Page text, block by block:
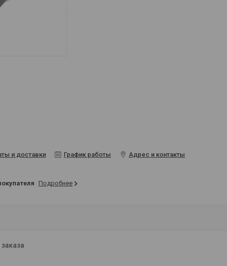
и доставки График работы Адрес и контакты
Подробнее